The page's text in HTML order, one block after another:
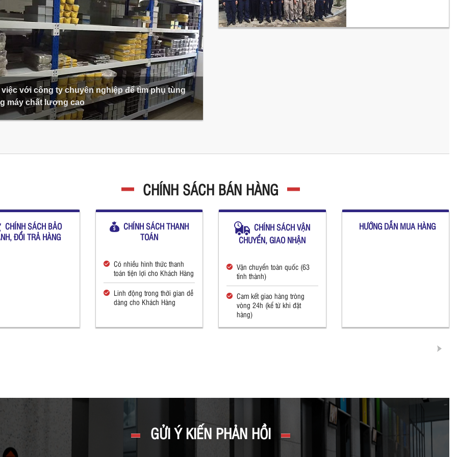
việc với công ty chuyên nghiệp để tìm phụ tùng
máy chất lượng cao
CHÍNH SÁCH BÁN HÀNG
CHÍNH SÁCH BẢO
ĐỔI TRẢ HÀNG
CHÍNH SÁCH THANH
TOÁN
Có nhiều hình thức thanh
toán tiện lợi cho Khách Hàng
Linh động trong thời gian dễ
dàng cho Khách Hàng
CHÍNH SÁCH VẬN
CHUYỂN, GIAO NHẬN
Vận chuyển toàn quốc (63
tỉnh thành)
Cam kết giao hàng tròng
vòng 24h (kể từ khi đặt
hàng)
HƯỚNG DẪN MUA HÀNG
GỬI Ý KIẾN PHẢN HỒI